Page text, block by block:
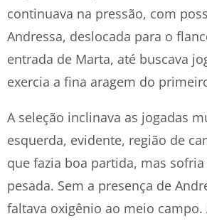
continuava na pressão, com
Andressa, deslocada para o
entrada de Marta, até buscava
exercia a fina aragem do
A seleção inclinava as jogadas
esquerda, evidente, região de
que fazia boa partida, mas
pesada. Sem a presença de
faltava oxigênio ao meio campo.